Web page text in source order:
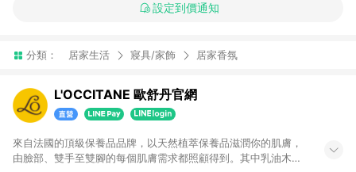
設定到價通知
分類： 居家生活 寢具/家飾 居家香氛
L'OCCITANE 歐舒丹官網
來自法國的頂級保養品品牌，以天然植萃保養品滋潤你的肌膚，
由臉部、雙手至雙腳的每個肌膚需求都照顧得到。其中乳油木護